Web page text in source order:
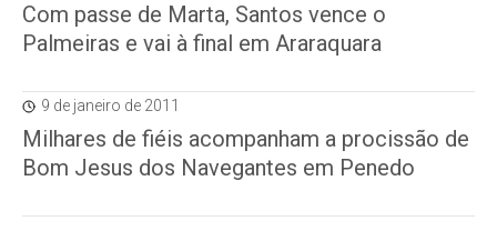
Com passe de Marta, Santos vence o
Palmeiras e vai à final em Araraquara
9 de janeiro de 2011
Milhares de fiéis acompanham a procissão de
Bom Jesus dos Navegantes em Penedo